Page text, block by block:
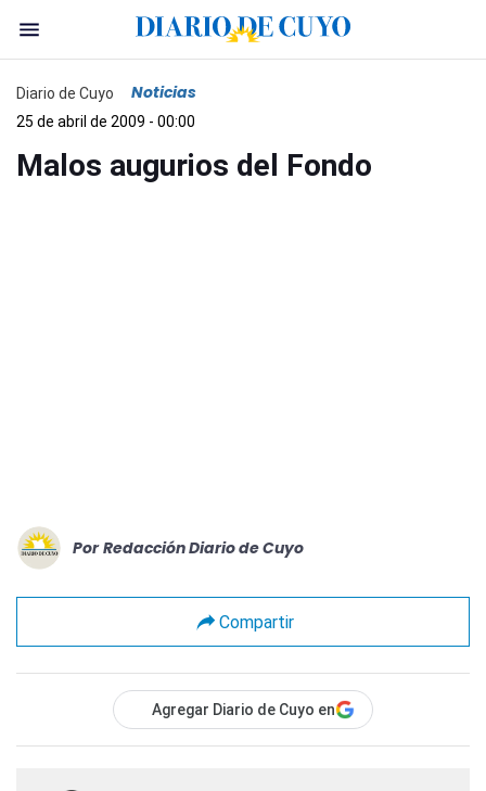
Diario de Cuyo Noticias
25 de abril de 2009 - 00:00
Malos augurios del Fondo
Por Redacción Diario de Cuyo
Compartir
Agregar Diario de Cuyo en